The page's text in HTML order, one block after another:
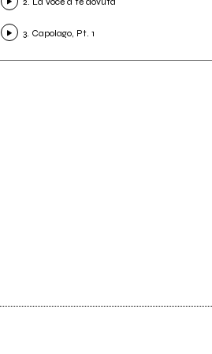
3. Capolago, Pt. 1